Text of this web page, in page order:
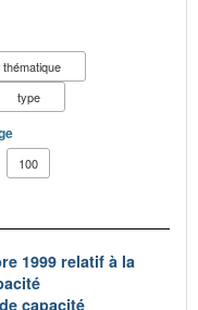
thématique
type
100
1999 relatif à la
capacité